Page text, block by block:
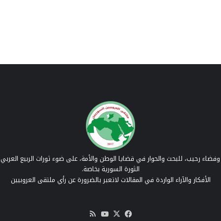
رحيب، للبحث والحوار في قضايا الوطن والأمة، على ضوء ثورات الربيع العربي
الثورة السورية بخاصة.
الأفكار والآراء الواردة في المقالات لاتعبر بالضرورة عن رأي ملتقى العروبيين
فيسبوك
‫X
‫YouTube